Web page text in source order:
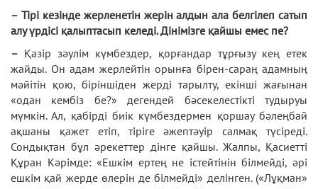
– Тірі кезінде жерленетін жерін алдын ала белгілеп сатып
алу үрдісі қалыптасып келеді. Дінімізге қайшы емес пе?
– Қазір зәулім күмбездер, қорғандар тұрғызу кең етек
жайды. Он адам жерлейтін орынға бірен-сараң адамның
мәйітін қою, біріншіден жерді тарылту, екінші жағынан
«одан кембіз бе?» дегендей бәсекелестікті тудыруы
мүмкін. Ал, қабірді биік күмбездермен қоршау бәлеңбай
ақшаны қажет етіп, тіріге әжептәуір салмақ түсіреді.
Сондықтан бұл әрекеттер дінге қайшы. Жалпы, Қасиетті
Құран Кәрімде: «Ешкім ертең не істейтінін білмейді, әрі
ешкім қай жерде өлерін де білмейді» делінген. («Лұқман»